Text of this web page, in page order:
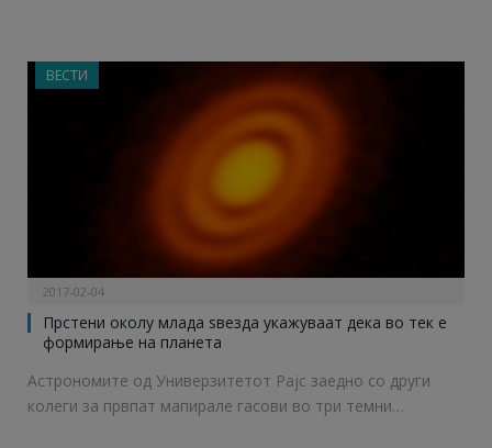
ВЕСТИ
2017-02-04
Прстени околу млада ѕвезда укажуваат дека во тек е
формирање на планета
Астрономите од Универзитетот Рајс заедно со други
колеги за првпат мапирале гасови во три темни…